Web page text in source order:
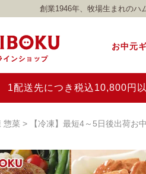
創業1946年、牧場生まれのハ
お中元
1配送先につき税込10,800円
惣菜 【冷凍】最短4～5日後出荷